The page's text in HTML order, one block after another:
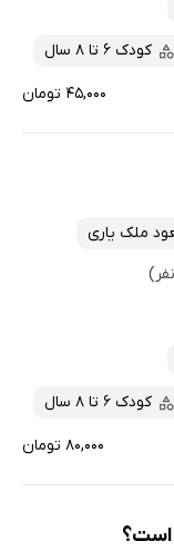
کودک 6 تا 8 سال
۴۵,۰۰۰ تومان
ملک یاری
کودک 6 تا 8 سال
۸۰,۰۰۰ تومان
است؟